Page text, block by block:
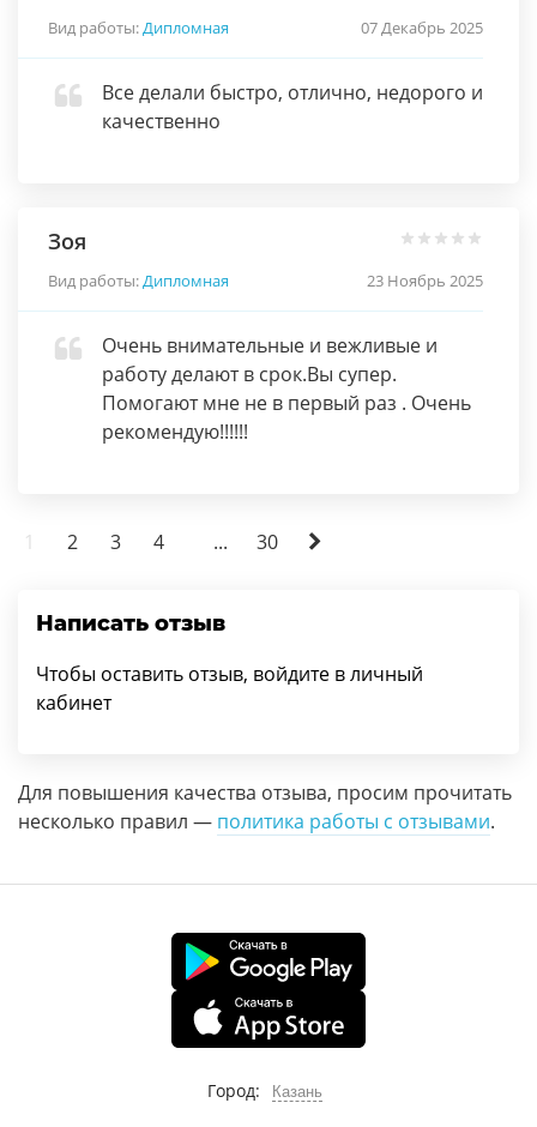
Вид работы:Дипломная 07 Декабрь 2025
Все делали быстро, отлично, недорого и
качественно
Зоя
Вид работы:Дипломная 23 Ноябрь 2025
Очень внимательные и вежливые и
работу делают в срок.Вы супер.
Помогают мне не в первый раз . Очень
рекомендую!!!!!!
1 2 3 4 ... 30
Написать отзыв
Чтобы оставить отзыв, войдите в личный
кабинет
Для повышения качества отзыва, просим прочитать
несколько правил — политика работы с отзывами.
Город: Казань